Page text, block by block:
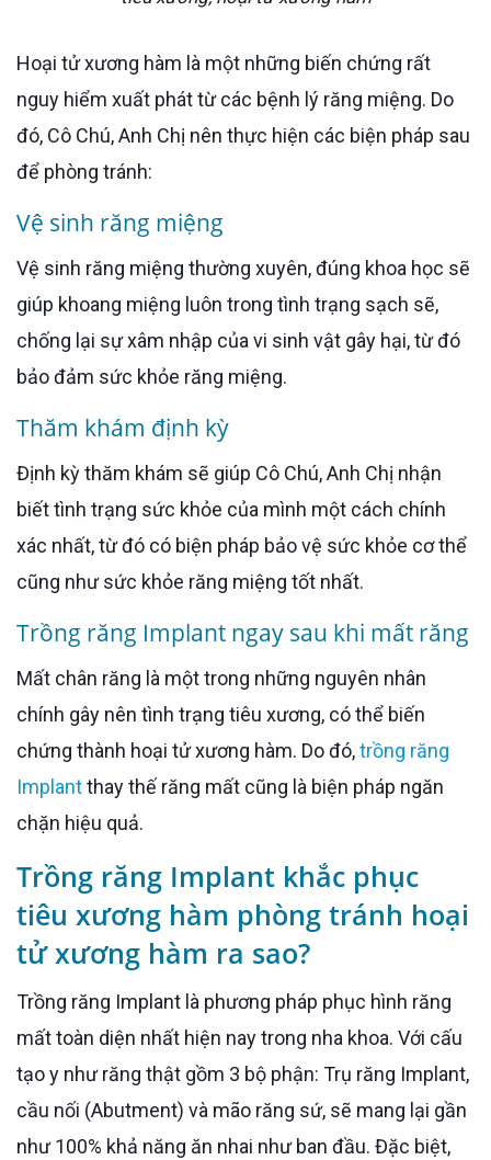
Hoại tử xương hàm là một những biến chứng rất
nguy hiểm xuất phát từ các bệnh lý răng miệng. Do
đó, Cô Chú, Anh Chị nên thực hiện các biện pháp sau
để phòng tránh:
Vệ sinh răng miệng
Vệ sinh răng miệng thường xuyên, đúng khoa học sẽ
giúp khoang miệng luôn trong tình trạng sạch sẽ,
chống lại sự xâm nhập của vi sinh vật gây hại, từ đó
bảo đảm sức khỏe răng miệng.
Thăm khám định kỳ
Định kỳ thăm khám sẽ giúp Cô Chú, Anh Chị nhận
biết tình trạng sức khỏe của mình một cách chính
xác nhất, từ đó có biện pháp bảo vệ sức khỏe cơ thể
cũng như sức khỏe răng miệng tốt nhất.
Trồng răng Implant ngay sau khi mất răng
Mất chân răng là một trong những nguyên nhân
chính gây nên tình trạng tiêu xương, có thể biến
chứng thành hoại tử xương hàm. Do đó,trồng răng
Implantthay thế răng mất cũng là biện pháp ngăn
chặn hiệu quả.
Trồng răng Implant khắc phục
tiêu xương hàm phòng tránh hoại
tử xương hàm ra sao?
Trồng răng Implant là phương pháp phục hình răng
mất toàn diện nhất hiện nay trong nha khoa. Với cấu
tạo y như răng thật gồm 3 bộ phận: Trụ răng Implant,
cầu nối (Abutment) và mão răng sứ, sẽ mang lại gần
như 100% khả năng ăn nhai như ban đầu. Đặc biệt,